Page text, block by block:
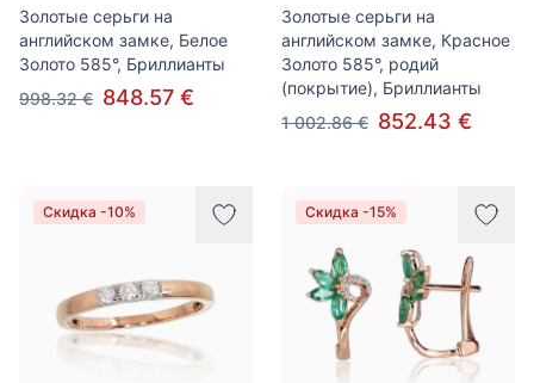
Золотые серьги на
английском замке, Белое
Золото 585°, Бриллианты
998.32 € 848.57 €
Золотые серьги на
английском замке, Красное
Золото 585°, родий
(покрытие), Бриллианты
1 002.86 € 852.43 €
Скидка -10% Скидка -15%